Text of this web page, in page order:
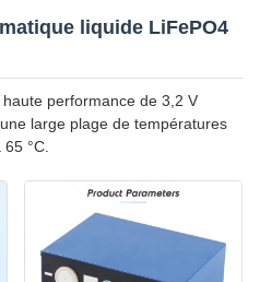
liquide LiFePO4
performance de 3,2 V
large plage de températures
°C.